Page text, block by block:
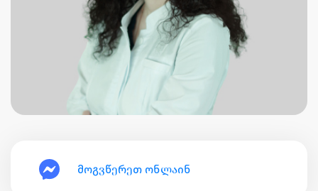
მოგვწერეთ ონლაინ